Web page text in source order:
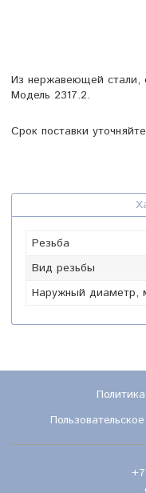
Из нержавеющей стали,
Модель 2317.2.
Срок поставки
Резьба
Вид резьбы
Наружный диаметр,